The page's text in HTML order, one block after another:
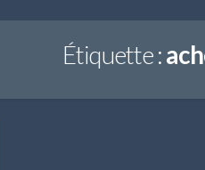
Étiquette :